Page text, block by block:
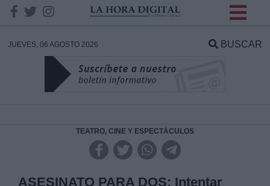
JUEVES, 06 AGOSTO 2026 BUSCAR
TEATRO, CINE Y ESPECTÁCULOS
ASESINATO PARA DOS: Intentar
DATOS
Responsable: